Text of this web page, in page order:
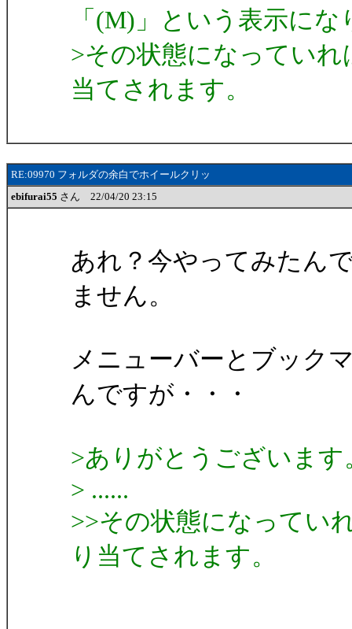
「(M)」という表示にな
>その状態になってい
当てされます。
RE:09970 フォルダの余白でホイールクリッ
ebifurai55 さん 22/04/20 23:15
あれ？今やってみたん
ません。
メニューバーとブック
んですが・・・
>ありがとうございま
> ......
>>その状態になってい
り当てされます。